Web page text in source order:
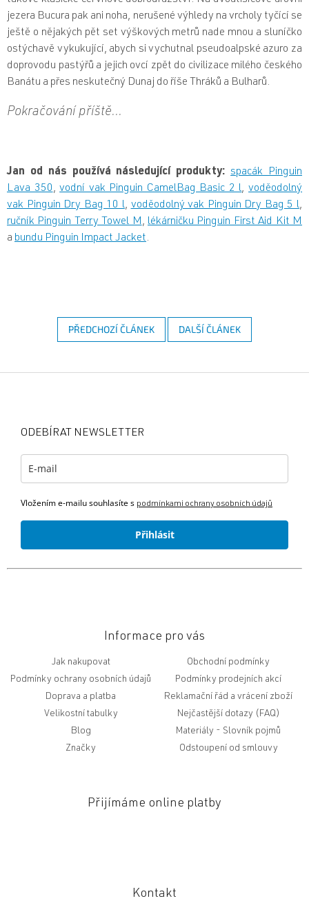
jezera Bucura pak ani noha, nerušené výhledy na vrcholy tyčící se
ještě o nějakých pět set výškových metrů nade mnou a sluníčko
ostýchavě vykukující, abych si vychutnal pseudoalpské azuro za
doprovodu pastýřů a jejich ovcí zpět do civilizace milého českého
Banátu a přes neskutečný Dunaj do říše Thráků a Bulharů.
Pokračování příště...
Jan od nás používá následující produkty: spacák Pinguin
Lava 350,vodní vak Pinguin CamelBag Basic 2 l,voděodolný
vak Pinguin Dry Bag 10 l, voděodolný vak Pinguin Dry Bag 5 l,
ručník Pinguin Terry Towel M, lékárničku Pinguin First Aid Kit M
a bundu Pinguin Impact Jacket.
PŘEDCHOZÍ ČLÁNEK DALŠÍ ČLÁNEK
ODEBÍRAT NEWSLETTER
Vložením e-mailu souhlasíte s podmínkami ochrany osobních údajů
Přihlásit
Informace pro vás
Jak nakupovat
Obchodní podmínky
Podmínky ochrany osobních údajů
Podmínky prodejních akcí
Doprava a platba
Reklamační řád a vrácení zboží
Velikostní tabulky
Nejčastější dotazy (FAQ)
Blog
Slovník pojmů
Značky
Odstoupení od smlouvy
Přijímáme online platby
Kontakt